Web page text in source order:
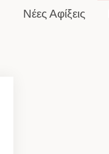
Νέες Αφίξεις